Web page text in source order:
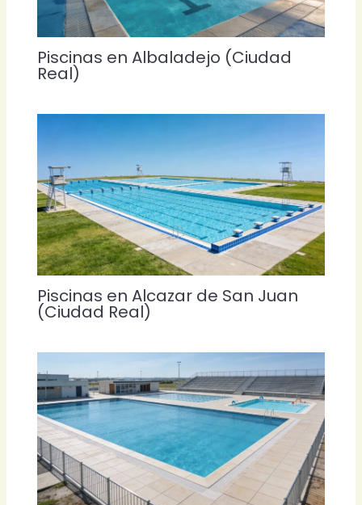
Piscinas en Albaladejo (Ciudad
Real)
Piscinas en Alcazar de San Juan
(Ciudad Real)